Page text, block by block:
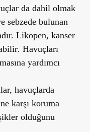
da dahil olmak
sebzede bulunan
Likopen, kanser
. Havuçları
yardımcı
havuçlarda
karşı koruma
olduğunu